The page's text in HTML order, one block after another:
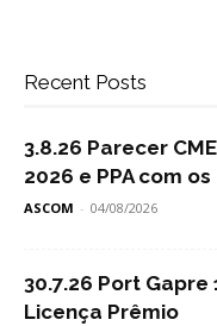
Recent Posts
3.8.26 Parecer
2026 e PPA com
ASCOM - 04/08/2026
30.7.26 Port Gapre
Licença Prêmio